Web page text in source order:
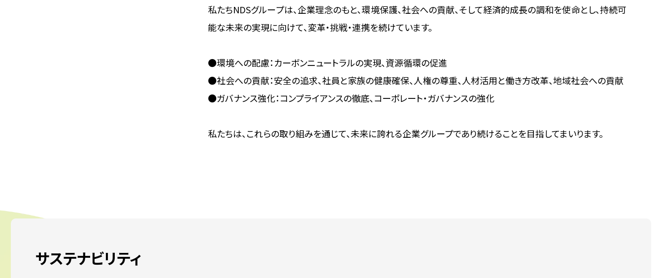
私たちNDSグループは、企業理念のもと、環境保護、社会への貢献、そして経済的成長の調和を使命とし、持続可
能な未来の実現に向けて、変革・挑戦・連携を続けています。
●環境への配慮：カーボンニュートラルの実現、資源循環の促進
●社会への貢献：安全の追求、社員と家族の健康確保、人権の尊重、人材活用と働き方改革、地域社会への貢献
●ガバナンス強化：コンプライアンスの徹底、コーポレート・ガバナンスの強化
私たちは、これらの取り組みを通じて、未来に誇れる企業グループであり続けることを目指してまいります。
サステナビリティ